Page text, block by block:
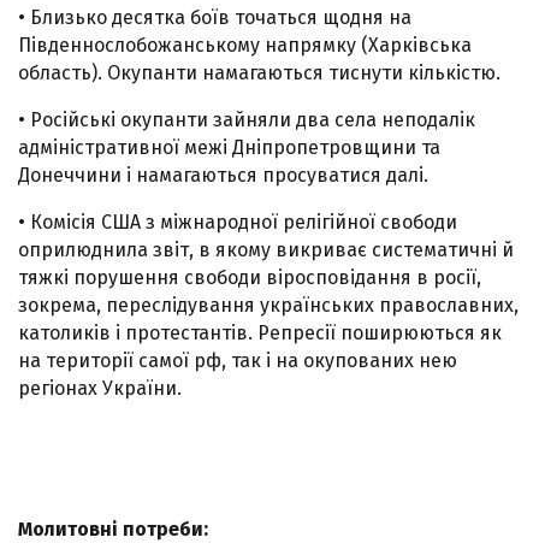
• Близько десятка боїв точаться щодня на
Південнослобожанському напрямку (Харківська
область). Окупанти намагаються тиснути кількістю.
• Російські окупанти зайняли два села неподалік
адміністративної межі Дніпропетровщини та
Донеччини і намагаються просуватися далі.
• Комісія США з міжнародної релігійної свободи
оприлюднила звіт, в якому викриває систематичні й
тяжкі порушення свободи віросповідання в росії,
зокрема, переслідування українських православних,
католиків і протестантів. Репресії поширюються як
на території самої рф, так і на окупованих нею
регіонах України.
Молитовні потреби: